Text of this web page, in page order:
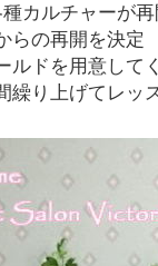
カルチャーが
らの再開を決定
ルドを用意し
繰り上げてレッ